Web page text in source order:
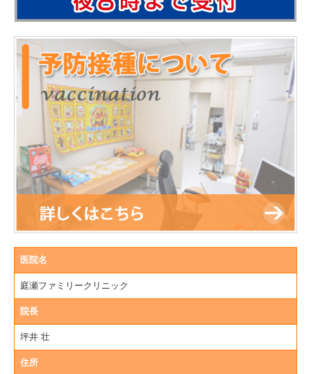
医院名
庭瀬ファミリークリニック
院長
坪井 壮
住所